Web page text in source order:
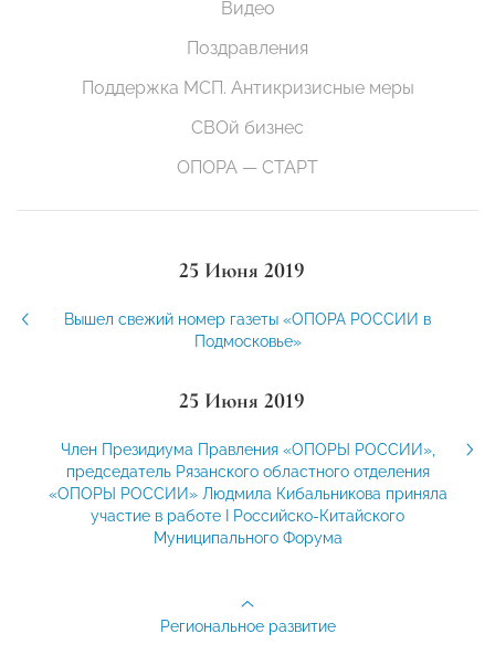
Видео
Поздравления
Поддержка МСП. Антикризисные меры
СВОй бизнес
ОПОРА — СТАРТ
25 Июня 2019
Вышел свежий номер газеты «ОПОРА РОССИИ в
Подмосковье»
25 Июня 2019
Член Президиума Правления «ОПОРЫ РОССИИ»,
председатель Рязанского областного отделения
«ОПОРЫ РОССИИ» Людмила Кибальникова приняла
участие в работе I Российско-Китайского
Муниципального Форума
Региональное развитие